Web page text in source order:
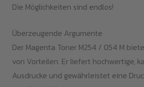
Die Möglichkeiten sind endlos!
Überzeugende Argumente
Der Magenta Toner M254 / 054 M
von Vorteilen. Er liefert hochwertige,
Ausdrucke und gewährleistet eine